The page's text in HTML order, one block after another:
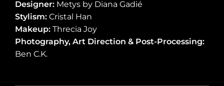
Designer: Metys by Diana Gadié
Stylism: Cristal Han
Makeup: Threcia Joy
Photography, Art Direction & Post-Processing:
Ben C.K.